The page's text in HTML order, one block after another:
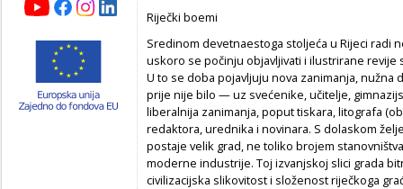
Riječki boemi
Sredinom devetnaestoga stoljeća u Rijeci radi
uskoro se počinju objavljivati i ilustrirane revije
U to se doba pojavljuju nova zanimanja,
prije nije bilo — uz svećenike, učitelje,
liberalnija zanimanja, poput tiskara, litografa
redaktora, urednika i novinara. S dolaskom
postaje velik grad, ne toliko brojem
moderne industrije. Toj izvanjskoj slici grada
civilizacijska slikovitost i složenost riječkoga